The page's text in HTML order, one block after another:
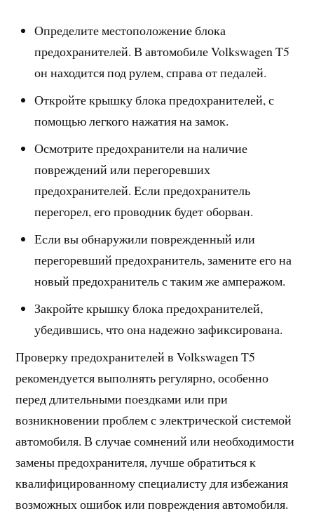
Определите местоположение блока
предохранителей. В автомобиле Volkswagen T5
он находится под рулем, справа от педалей.
Откройте крышку блока предохранителей, с
помощью легкого нажатия на замок.
Осмотрите предохранители на наличие
повреждений или перегоревших
предохранителей. Если предохранитель
перегорел, его проводник будет оборван.
Если вы обнаружили поврежденный или
перегоревший предохранитель, замените его на
новый предохранитель с таким же амперажом.
Закройте крышку блока предохранителей,
убедившись, что она надежно зафиксирована.
Проверку предохранителей в Volkswagen T5
рекомендуется выполнять регулярно, особенно
перед длительными поездками или при
возникновении проблем с электрической системой
автомобиля. В случае сомнений или необходимости
замены предохранителя, лучше обратиться к
квалифицированному специалисту для избежания
возможных ошибок или повреждения автомобиля.